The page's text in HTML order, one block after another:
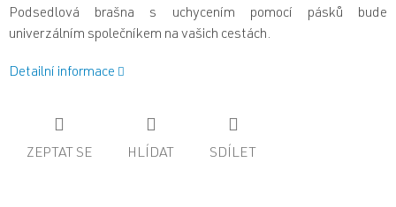
Podsedlová brašna s uchycením pomocí pásků bude
univerzálním společníkem na vašich cestách.
Detailní informace
ZEPTAT SE HLÍDAT SDÍLET